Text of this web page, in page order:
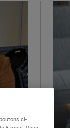
ci-